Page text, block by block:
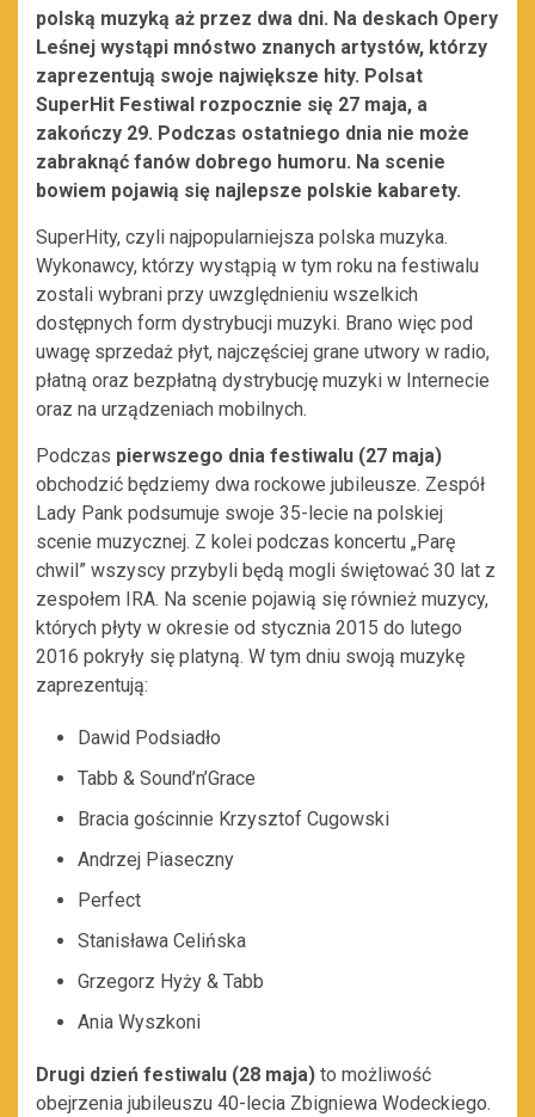
polską muzyką aż przez dwa dni. Na deskach Opery
Leśnej wystąpi mnóstwo znanych artystów, którzy
zaprezentują swoje największe hity. Polsat
SuperHit Festiwal rozpocznie się 27 maja, a
zakończy 29. Podczas ostatniego dnia nie może
zabraknąć fanów dobrego humoru. Na scenie
bowiem pojawią się najlepsze polskie kabarety.
SuperHity, czyli najpopularniejsza polska muzyka.
Wykonawcy, którzy wystąpią w tym roku na festiwalu
zostali wybrani przy uwzględnieniu wszelkich
dostępnych form dystrybucji muzyki. Brano więc pod
uwagę sprzedaż płyt, najczęściej grane utwory w radio,
płatną oraz bezpłatną dystrybucję muzyki w Internecie
oraz na urządzeniach mobilnych.
Podczas pierwszego dnia festiwalu (27 maja)
obchodzić będziemy dwa rockowe jubileusze. Zespół
Lady Pank podsumuje swoje 35-lecie na polskiej
scenie muzycznej. Z kolei podczas koncertu „Parę
chwil” wszyscy przybyli będą mogli świętować 30 lat z
zespołem IRA. Na scenie pojawią się również muzycy,
których płyty w okresie od stycznia 2015 do lutego
2016 pokryły się platyną. W tym dniu swoją muzykę
zaprezentują:
Dawid Podsiadło
Tabb & Sound’n’Grace
Bracia gościnnie Krzysztof Cugowski
Andrzej Piaseczny
Perfect
Stanisława Celińska
Grzegorz Hyży & Tabb
Ania Wyszkoni
Drugi dzień festiwalu (28 maja) to możliwość
obejrzenia jubileuszu 40-lecia Zbigniewa Wodeckiego.